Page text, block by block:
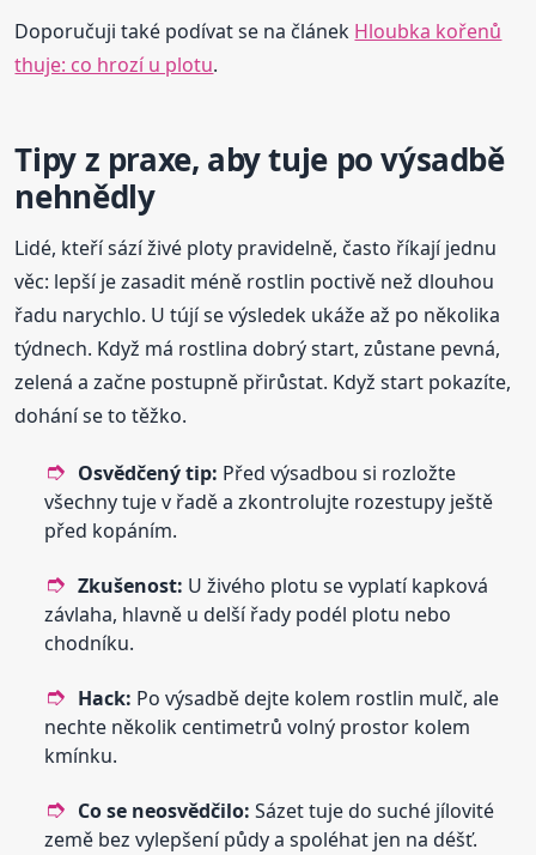
Doporučuji také podívat se na článek Hloubka kořenů
thuje: co hrozí u plotu.
Tipy z praxe, aby tuje po výsadbě
nehnědly
Lidé, kteří sází živé ploty pravidelně, často říkají jednu
věc: lepší je zasadit méně rostlin poctivě než dlouhou
řadu narychlo. U tújí se výsledek ukáže až po několika
týdnech. Když má rostlina dobrý start, zůstane pevná,
zelená a začne postupně přirůstat. Když start pokazíte,
dohání se to těžko.
Osvědčený tip: Před výsadbou si rozložte
všechny tuje v řadě a zkontrolujte rozestupy ještě
před kopáním.
Zkušenost: U živého plotu se vyplatí kapková
závlaha, hlavně u delší řady podél plotu nebo
chodníku.
Hack: Po výsadbě dejte kolem rostlin mulč, ale
nechte několik centimetrů volný prostor kolem
kmínku.
Co se neosvědčilo: Sázet tuje do suché jílovité
země bez vylepšení půdy a spoléhat jen na déšť.